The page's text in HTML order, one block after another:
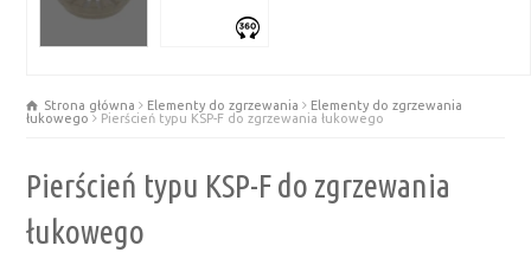
Strona główna Elementy do zgrzewania
Elementy do zgrzewania
łukowego
Pierścień typu KSP-F do zgrzewania łukowego
Pierścień typu KSP-F do zgrzewania
łukowego